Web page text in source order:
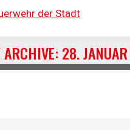
ARCHIVE:28.
Du bist hier: